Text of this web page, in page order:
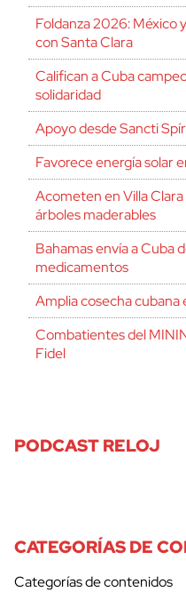
Foldanza 2026: México
con Santa Clara
Califican a Cuba
solidaridad
Apoyo desde Sancti
Favorece energía solar
Acometen en Villa
árboles maderables
Bahamas envía a Cuba
medicamentos
Amplia cosecha
Combatientes del
Fidel
PODCAST RELOJ
CATEGORÍAS DE
Categorías de contenidos